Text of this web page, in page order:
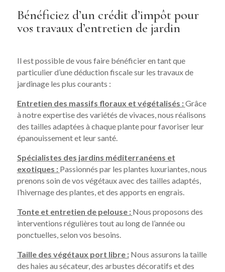
Bénéficiez d’un crédit d’impôt pour
vos travaux d’entretien de jardin
Il est possible de vous faire bénéficier en tant que
particulier d’une déduction fiscale sur les travaux de
jardinage les plus courants :
Entretien des massifs floraux et végétalisés :Grâce
à notre expertise des variétés de vivaces, nous réalisons
des tailles adaptées à chaque plante pour favoriser leur
épanouissement et leur santé.
Spécialistes des jardins méditerranéens et
exotiques : Passionnés par les plantes luxuriantes, nous
prenons soin de vos végétaux avec des tailles adaptés,
l’hivernage des plantes, et des apports en engrais.
Tonte et entretien de pelouse : Nous proposons des
interventions régulières tout au long de l’année ou
ponctuelles, selon vos besoins.
Taille des végétaux port libre :Nous assurons la taille
des haies au sécateur, des arbustes décoratifs et des